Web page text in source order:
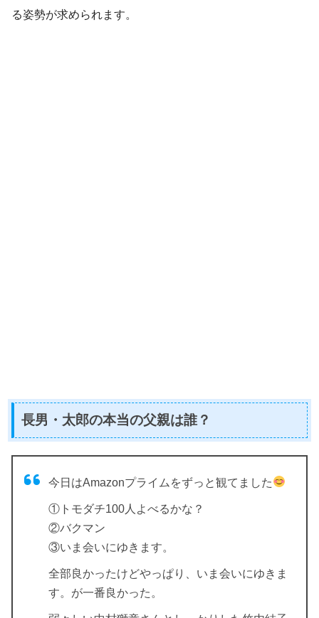
る姿勢が求められます。
長男・太郎の本当の父親は誰？
今日はAmazonプライムをずっと観てました
①トモダチ100人よべるかな？
②バクマン
③いま会いにゆきます。
全部良かったけどやっぱり、いま会いにゆきま
す。が一番良かった。